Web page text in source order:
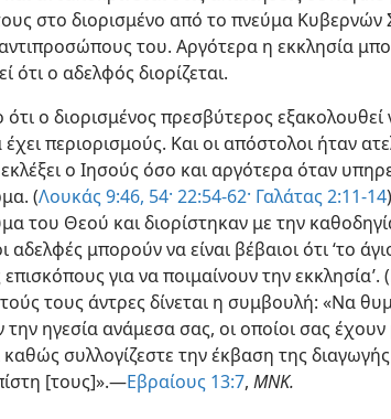
στο διορισμένο από το πνεύμα
του. Αργότερα η εκκλησία
ότι ο αδελφός διορίζεται.
ότι ο διορισμένος πρεσβύτερος εξακολουθεί
έχει περιορισμούς. Και οι απόστολοι ήταν
ο Ιησούς όσο και αργότερα όταν
(Λουκάς 9:46, 54· 22:54-62· Γαλάτας 2:11-14
του Θεού και διορίστηκαν με την
αδελφές μπορούν να είναι βέβαιοι ότι ‘το
επισκόπους για να ποιμαίνουν την εκκλησία’. (
τους άντρες δίνεται η συμβουλή: «Να
ηγεσία ανάμεσα σας, οι οποίοι σας έχουν
συλλογίζεστε την έκβαση της
[τους]».—Εβραίους 13:7, ΜΝΚ.